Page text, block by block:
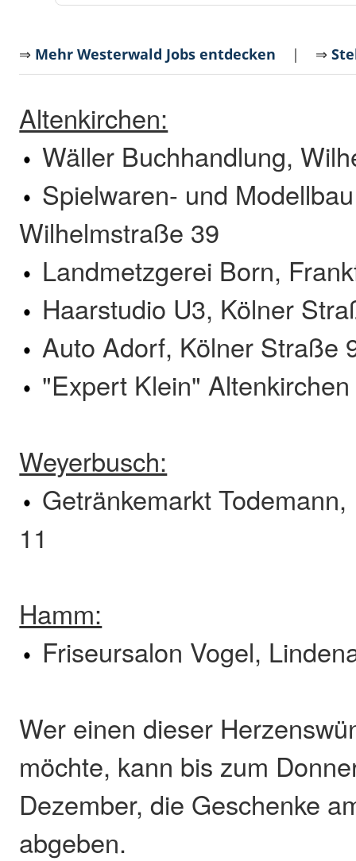
⇒ Mehr Westerwald Jobs entdecken | ⇒
Altenkirchen:
Wäller Buchhandlung,
Spielwaren- und
Wilhelmstraße 39
Landmetzgerei Born,
Haarstudio U3, Kölner
Auto Adorf, Kölner Straße
"Expert Klein" Altenkirchen
Weyerbusch:
Getränkemarkt
11
Hamm:
Friseursalon Vogel,
Wer einen dieser
möchte, kann bis zum
Dezember, die Geschenke
abgeben.